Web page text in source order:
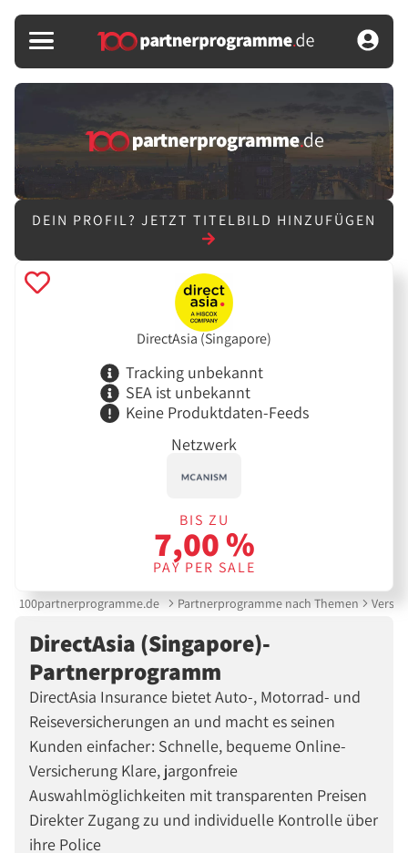
DEIN PROFIL? JETZT TITELBILD HINZUFÜGEN
DirectAsia (Singapore)
Tracking unbekannt
SEA ist unbekannt
Keine Produktdaten-Feeds
Netzwerk
BIS ZU
7,00 %
PAY PER SALE
100partnerprogramme.de Partnerprogramme nach Themen
DirectAsia (Singapore)-
Partnerprogramm
DirectAsia Insurance bietet Auto-, Motorrad- und
Reiseversicherungen an und macht es seinen
Kunden einfacher: Schnelle, bequeme Online-
Versicherung Klare, jargonfreie
Auswahlmöglichkeiten mit transparenten Preisen
Direkter Zugang zu und individuelle Kontrolle über
ihre Police